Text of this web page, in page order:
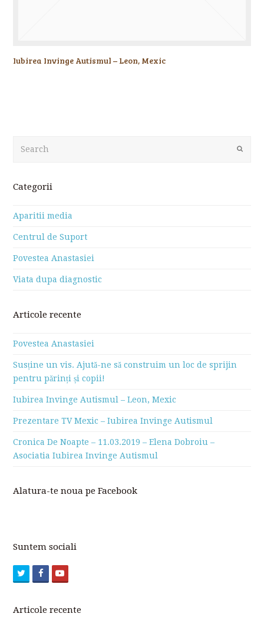
Iubirea Invinge Autismul – Leon, Mexic
Submit
Categorii
Aparitii media
Centrul de Suport
Povestea Anastasiei
Viata dupa diagnostic
Articole recente
Povestea Anastasiei
Susține un vis. Ajută-ne să construim un loc de sprijin
pentru părinți și copii!
Iubirea Invinge Autismul – Leon, Mexic
Prezentare TV Mexic – Iubirea Invinge Autismul
Cronica De Noapte – 11.03.2019 – Elena Dobroiu –
Asociatia Iubirea Invinge Autismul
Alatura-te noua pe Facebook
Suntem sociali
TwitterFacebookYoutube
Articole recente